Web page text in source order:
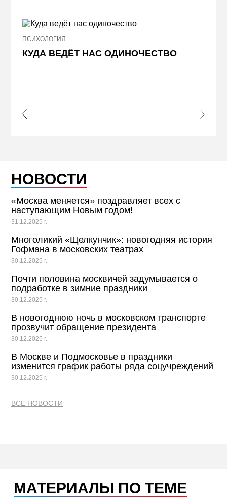
ПСИХОЛОГИЯ
КУДА ВЕДЁТ НАС ОДИНОЧЕСТВО
Slide
Next
НОВОСТИ
«Москва меняется» поздравляет всех с
наступающим Новым годом!
31.12.2025 г.
Многоликий «Щелкунчик»: новогодняя история
Гофмана в московских театрах
30.12.2025 г.
Почти половина москвичей задумывается о
подработке в зимние праздники
30.12.2025 г.
В новогоднюю ночь в московском транспорте
прозвучит обращение президента
30.12.2025 г.
В Москве и Подмосковье в праздники
изменится график работы ряда соцучреждений
30.12.2025 г.
ВСЕ НОВОСТИ
МАТЕРИАЛЫ ПО ТЕМЕ